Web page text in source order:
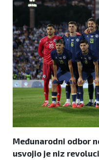
Politika
Zanimljivosti
Međunarodni odbor
usvojio je niz